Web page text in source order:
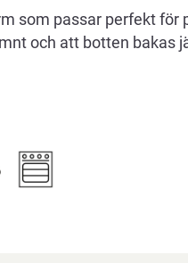
som passar perfekt
och att botten bakas